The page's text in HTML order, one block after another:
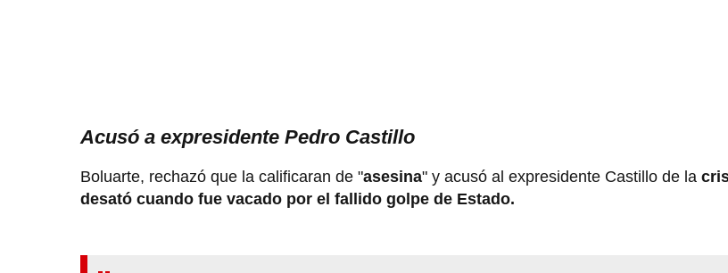
Acusó a expresidente Pedro Castillo
Boluarte, rechazó que la calificaran de "asesina" y acusó al expresidente Castillo de la
desató cuando fue vacado por el fallido golpe de Estado.